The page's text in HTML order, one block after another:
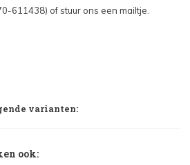
611438) of stuur ons een mailtje.
varianten:
ook: